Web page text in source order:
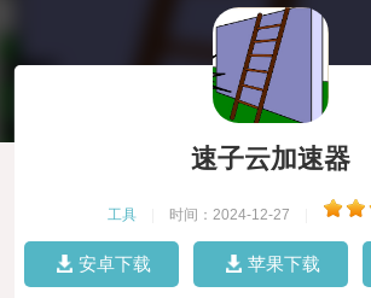
速子云加速器
工具 时间：2024-12-27
安卓下载 苹果下载